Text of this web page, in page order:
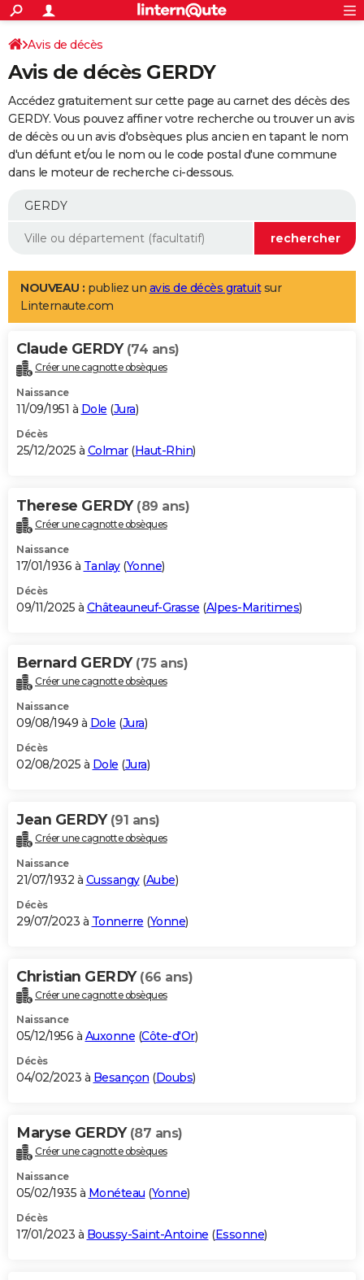
ACTUALITÉS
Politique
Société
Faits Divers
Education
Monde
Villes
+
SPORT
Coupe du monde 2026
Football
Tennis
Cyclisme
Rugby
Forum
Programme TV
TNT
Streaming
Cinéma
Sorties cinéma
Musique
+
FINANCE
Retraite
Impôts
Epargne
Immobilier
Risques naturels par ville
Banque
Assurance
Crédit
AUTO
Essais
Réserver un essai
Citadines
Berlines
SUV
Forum auto
+
Mobiles
Meilleur smartphone
Internet
Ordinateurs
Jeux vidéo
Guide high-tech
Aménagement intérieur
LIFESTYLE
Art de vivre
Bien-être
Loisirs
Mode
Modes de vie
Alimentation
Guide de la santé
Maladies
Médicaments
Sommeil
VOYAGE
Destinations
City break
Voyage nature
Voyage de noces
Forum
Climat
+PHOTO
GUIDES D'ACHAT
BONS PLANS
Carte de Noël
Carte Bonne année
Carte Saint-Valentin
Carte Pâques
Carte d'anniversaire
DICTIONNAIRE
Dictionnaire
Biographies
Citations
Expressions
Proverbes
PROGRAMME TV
S'inscrire
Se connecter
Lycées
Collèges
Primaires
Universités
Entreprises
Service militaire
Avis de recherche
AVIS DE DÉCÈS
Bricolage
Lifestyle
Culture
Sport
Auto
Television
Voyage
Cinema
Avis de décès
Avis de décès GERDY
Accédez gratuitement sur cette page au carnet des décès des
GERDY. Vous pouvez affiner votre recherche ou trouver un avis
de décès ou un avis d'obsèques plus ancien en tapant le nom
d'un défunt et/ou le nom ou le code postal d'une commune
dans le moteur de recherche ci-dessous.
NOUVEAU : publiez un avis de décès gratuitsur
Linternaute.com
Claude GERDY (74 ans)
Créer une cagnotte obsèques
Naissance
11/09/1951 à Dole (Jura)
Décès
25/12/2025 à Colmar(Haut-Rhin)
Therese GERDY (89 ans)
Créer une cagnotte obsèques
Naissance
17/01/1936 à Tanlay(Yonne)
Décès
09/11/2025 à Châteauneuf-Grasse (Alpes-Maritimes)
Bernard GERDY (75 ans)
Créer une cagnotte obsèques
Naissance
09/08/1949 à Dole (Jura)
Décès
02/08/2025 à Dole (Jura)
Jean GERDY (91 ans)
Créer une cagnotte obsèques
Naissance
21/07/1932 à Cussangy(Aube)
Décès
29/07/2023 à Tonnerre (Yonne)
Christian GERDY (66 ans)
Créer une cagnotte obsèques
Naissance
05/12/1956 à Auxonne (Côte-d'Or)
Décès
04/02/2023 à Besançon (Doubs)
Maryse GERDY (87 ans)
Créer une cagnotte obsèques
Naissance
05/02/1935 à Monéteau (Yonne)
Décès
17/01/2023 à Boussy-Saint-Antoine (Essonne)